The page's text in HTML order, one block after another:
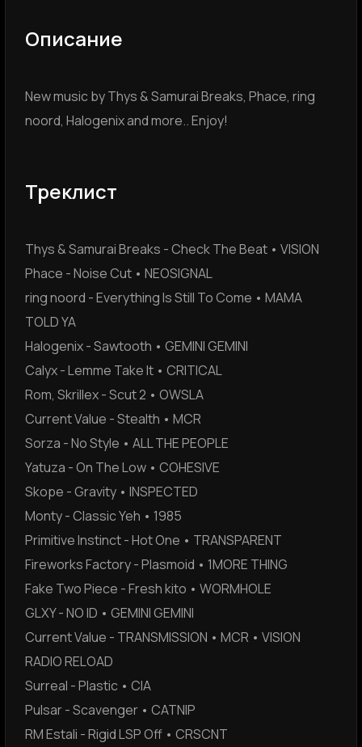
Описание
New music by Thys & Samurai Breaks, Phace, ring
noord, Halogenix and more.. Enjoy!
Треклист
Thys & Samurai Breaks - Check The Beat • VISION
Phace - Noise Cut • NEOSIGNAL
ring noord - Everything Is Still To Come • MAMA
TOLD YA
Halogenix - Sawtooth • GEMINI GEMINI
Calyx - Lemme Take It • CRITICAL
Rom, Skrillex - Scut 2 • OWSLA
Current Value - Stealth • MCR
Sorza - No Style • ALL THE PEOPLE
Yatuza - On The Low • COHESIVE
Skope - Gravity • INSPECTED
Monty - Classic Yeh • 1985
Primitive Instinct - Hot One • TRANSPARENT
Fireworks Factory - Plasmoid • 1MORE THING
Fake Two Piece - Fresh kito • WORMHOLE
GLXY - NO ID • GEMINI GEMINI
Current Value - TRANSMISSION • MCR • VISION
RADIO RELOAD
Surreal - Plastic • CIA
Pulsar - Scavenger • CATNIP
RM Estali - Rigid LSP Off • CRSCNT